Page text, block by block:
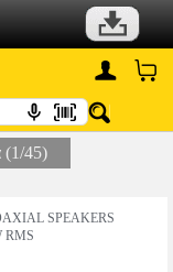
(1/45)
SPEAKERS
RMS